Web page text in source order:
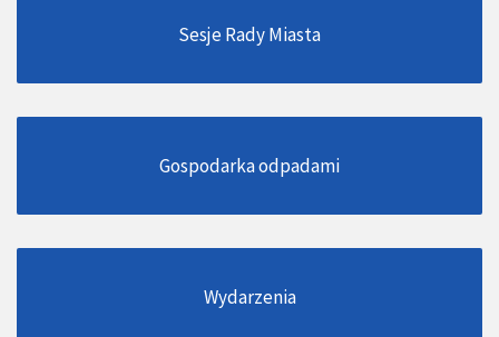
Sesje Rady Miasta
Gospodarka odpadami
Wydarzenia